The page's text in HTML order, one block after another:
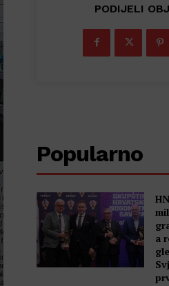
PODIJELI
Popularno
a